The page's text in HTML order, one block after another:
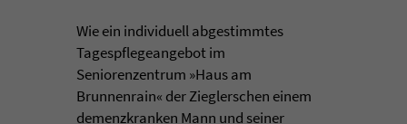
Wie ein individuell abgestimmtes
Tagespflegeangebot im
Seniorenzentrum »Haus am
Brunnenrain« der Zieglerschen einem
demenzkranken Mann und seiner